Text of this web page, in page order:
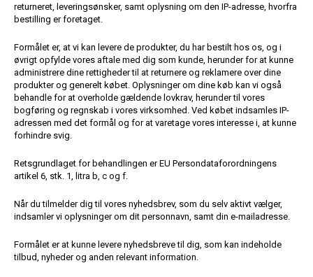
returneret, leveringsønsker, samt oplysning om den IP-adresse, hvorfra
bestilling er foretaget.
Formålet er, at vi kan levere de produkter, du har bestilt hos os, og i
øvrigt opfylde vores aftale med dig som kunde, herunder for at kunne
administrere dine rettigheder til at returnere og reklamere over dine
produkter og generelt købet. Oplysninger om dine køb kan vi også
behandle for at overholde gældende lovkrav, herunder til vores
bogføring og regnskab i vores virksomhed. Ved købet indsamles IP-
adressen med det formål og for at varetage vores interesse i, at kunne
forhindre svig.
Retsgrundlaget for behandlingen er EU Persondataforordningens
artikel 6, stk. 1, litra b, c og f.
Når du tilmelder dig til vores nyhedsbrev, som du selv aktivt vælger,
indsamler vi oplysninger om dit personnavn, samt din e-mailadresse.
Formålet er at kunne levere nyhedsbreve til dig, som kan indeholde
tilbud, nyheder og anden relevant information.